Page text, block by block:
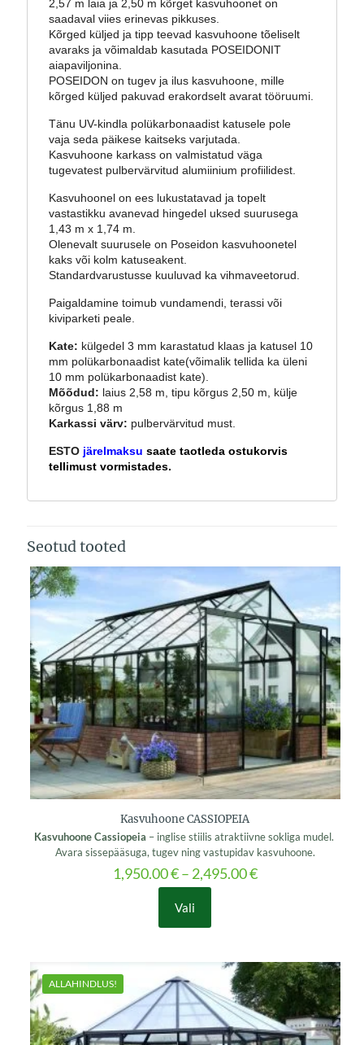
2,57 m laia ja 2,50 m kõrget kasvuhoonet on
saadaval viies erinevas pikkuses.
Kõrged küljed ja tipp teevad kasvuhoone tõeliselt
avaraks ja võimaldab kasutada POSEIDONIT
aiapaviljonina.
POSEIDON on tugev ja ilus kasvuhoone, mille
kõrged küljed pakuvad erakordselt avarat tööruumi.
Tänu UV-kindla polükarbonaadist katusele pole
vaja seda päikese kaitseks varjutada.
Kasvuhoone karkass on valmistatud väga
tugevatest pulbervärvitud alumiinium profiilidest.
Kasvuhoonel on ees lukustatavad ja topelt
vastastikku avanevad hingedel uksed suurusega
1,43 m x 1,74 m.
Olenevalt suurusele on Poseidon kasvuhoonetel
kaks või kolm katuseakent.
Standardvarustusse kuuluvad ka vihmaveetorud.
Paigaldamine toimub vundamendi, terassi või
kiviparketi peale.
Kate: külgedel 3 mm karastatud klaas ja katusel 10
mm polükarbonaadist kate(võimalik tellida ka üleni
10 mm polükarbonaadist kate).
Mõõdud: laius 2,58 m, tipu kõrgus 2,50 m, külje
kõrgus 1,88 m
Karkassi värv: pulbervärvitud must.
ESTO järelmaksusaate taotleda ostukorvis
tellimust vormistades.
Seotud tooted
Kasvuhoone CASSIOPEIA
Kasvuhoone Cassiopeia – inglise stiilis atraktiivne sokliga mudel.
Avara sissepääsuga, tugev ning vastupidav kasvuhoone.
1,950.00€– 2,495.00€
Vali
This
product
variants.
The
options
be
ALLAHINDLUS!